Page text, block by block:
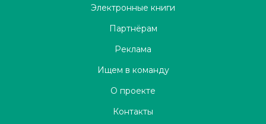
Электронные книги
Партнёрам
Реклама
Ищем в команду
О проекте
Контакты